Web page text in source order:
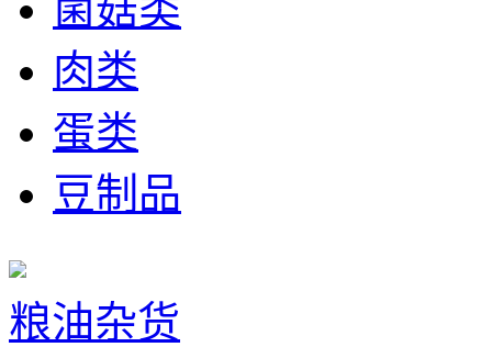
肉类
蛋类
豆制品
粮油杂货